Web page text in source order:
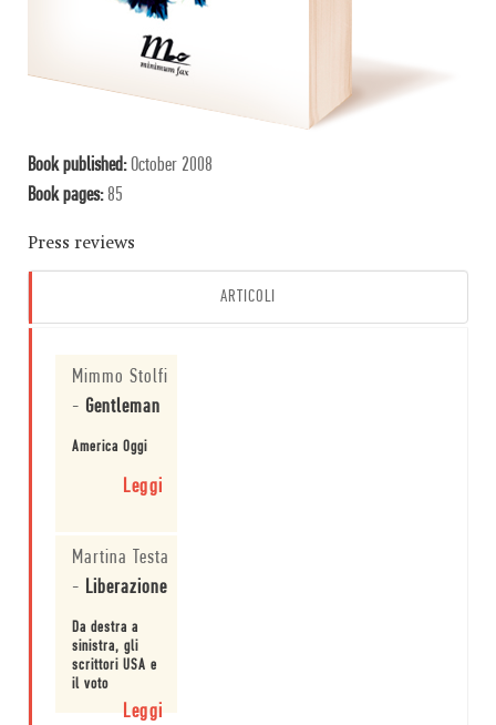
Book published:October 2008
Book pages: 85
Press reviews
ARTICOLI
Mimmo Stolfi
- Gentleman
America Oggi
Leggi
Martina Testa
- Liberazione
Da destra a
sinistra, gli
scrittori USA e
il voto
presidenziale
Leggi